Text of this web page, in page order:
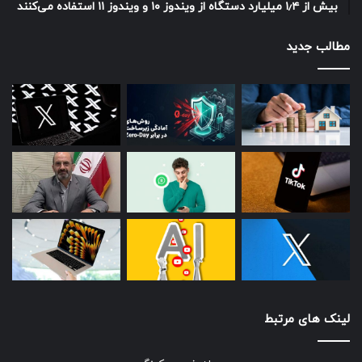
شبکه ارز دیجیتال به هر کاربر یک «آدرس» منحصر به فرد
اختصاص می‌دهد که از یک کلید خصوصی و یک کلید عمومی
تشکیل شده است. هر کسی می‌تواند از طریق کلید عمومی شما
برای‌تان پول ارسال کند. همانند زمانی که فردی به آدرس ایمیل‌تان
متنی را ارسال می‌کند.
هنگامی که بخواهید پول خود را خرج کنید، باید از کلید خصوصی
کمک بگیرید. کلید خصوصی که اساسا رمز عبور شما محسوب
می‌شود، برای “امضای دیجیتال” تراکنش­‌ها مورد استفاده قرار
می‌گیرد. ساده‌ترین راه برای مدیریت ارز دیجیتال استفاده از چیزی
به نام کیف پول ارز دیجیتال است که شامل دو نوع نرم افزاری و
کیف پول دیجیتال نرم افزاری را می­‌توانید از سایت رسمی هر کیف
بیش از ۱٫۴ میلیارد دستگاه از ویندوز ۱۰ و ویندوز ۱۱ استفاده می‌کنند
مطالب جدید
لینک های مرتبط